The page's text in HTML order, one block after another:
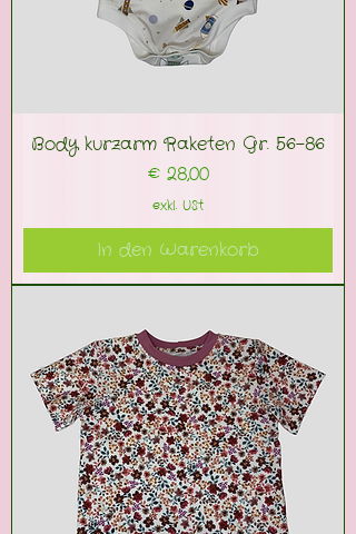
Body kurzarm Raketen Gr. 56-86
Preis
€ 28,00
exkl. USt
In den Warenkorb